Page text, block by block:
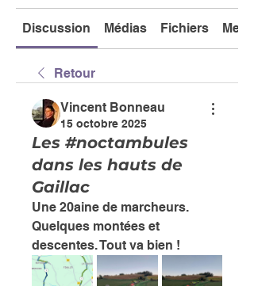
Discussion Médias Fichiers
Retour
Vincent Bonneau
15 octobre 2025
Les #noctambules
dans les hauts de
Gaillac
Une 20aine de marcheurs.
Quelques montées et
descentes. Tout va bien !